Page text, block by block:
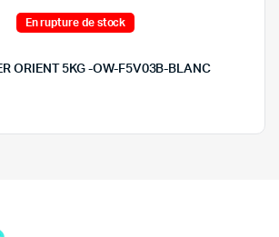
En rupture de stock
ORIENT 5KG -OW-F5V03B-BLANC